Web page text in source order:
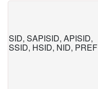
SID, SAPISID, APISID,
SSID, HSID, NID, PREF